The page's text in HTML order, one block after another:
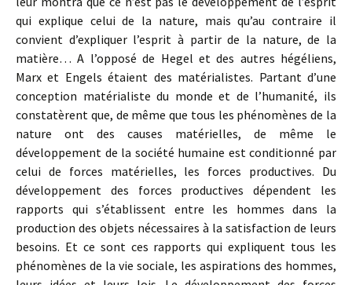
qui explique celui de la nature, mais qu’au contraire il
convient d’expliquer l’esprit à partir de la nature, de la
matière… A l’opposé de Hegel et des autres hégéliens,
Marx et Engels étaient des matérialistes. Partant d’une
conception matérialiste du monde et de l’humanité, ils
constatèrent que, de même que tous les phénomènes de la
nature ont des causes matérielles, de même le
développement de la société humaine est conditionné par
celui de forces matérielles, les forces productives. Du
développement des forces productives dépendent les
rapports qui s’établissent entre les hommes dans la
production des objets nécessaires à la satisfaction de leurs
besoins. Et ce sont ces rapports qui expliquent tous les
phénomènes de la vie sociale, les aspirations des hommes,